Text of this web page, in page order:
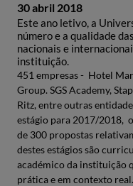
30 abril 2018
Este ano letivo, a
número e a qualidade
nacionais e
instituição.
451 empresas - Hotel
Group. SGS Academy,
Ritz, entre outras
estágio para 2017/2018,
de 300 propostas
destes estágios são
académico da instituição
prática e em contexto real.